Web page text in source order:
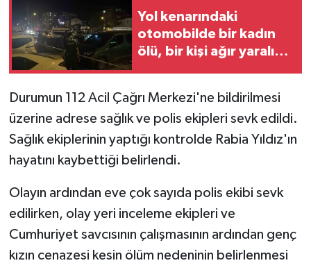
Yol kenarındaki
otomobilde bir kadın
ölü, bir kişi ağır yaralı
Durumun 112 Acil Çağrı Merkezi'ne bildirilmesi
üzerine adrese sağlık ve polis ekipleri sevk edildi.
Sağlık ekiplerinin yaptığı kontrolde Rabia Yıldız'ın
hayatını kaybettiği belirlendi.
Olayın ardından eve çok sayıda polis ekibi sevk
edilirken, olay yeri inceleme ekipleri ve
Cumhuriyet savcısının çalışmasının ardından genç
kızın cenazesi kesin ölüm nedeninin belirlenmesi